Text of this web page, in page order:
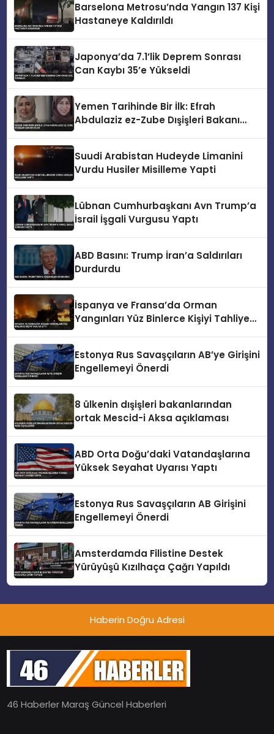
Barselona Metrosu’nda Yangın 137 Kişi
Hastaneye Kaldırıldı
Japonya’da 7.1’lik Deprem Sonrası
Can Kaybı 35’e Yükseldi
Yemen Tarihinde Bir İlk: Efrah
Abdulaziz ez-Zube Dışişleri Bakanı
Suudi Arabistan Hudeyde Limanini
Vurdu Husiler Misilleme Yapti
Lübnan Cumhurbaşkanı Avn Trump’a
İsrail İşgali Vurgusu Yaptı
ABD Basını: Trump İran’a Saldırıları
Durdurdu
İspanya ve Fransa’da Orman
Yangınları Yüz Binlerce Kişiyi Tahliye
Estonya Rus Savaşçıların AB’ye Girişini
Engellemeyi Önerdi
8 ülkenin dışişleri bakanlarından
ortak Mescid-i Aksa açıklaması
ABD Orta Doğu’daki Vatandaşlarına
Yüksek Seyahat Uyarısı Yaptı
Estonya Rus Savaşçıların AB Girişini
Engellemeyi Önerdi
Amsterdamda Filistine Destek
Yürüyüşü Kızılhaça Çağrı Yapıldı
Haberin Doğru Adresi
46 Haberler Maraş Güncel Haberleri